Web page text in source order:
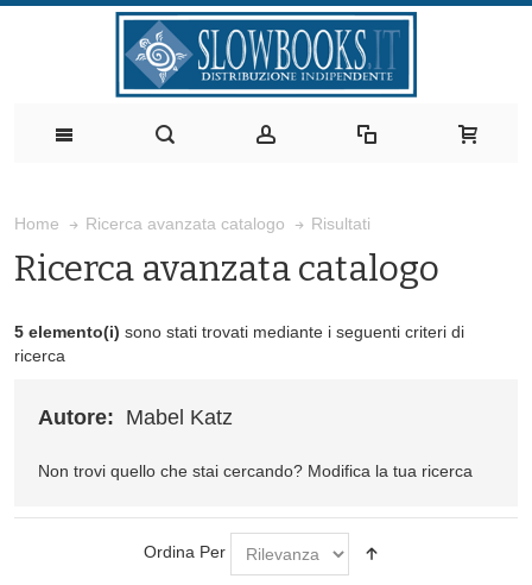
Home Ricerca avanzata catalogo Risultati
Ricerca avanzata catalogo
5 elemento(i) sono stati trovati mediante i seguenti criteri di
ricerca
Autore: Mabel Katz
Non trovi quello che stai cercando? Modifica la tua ricerca
Ordina Per